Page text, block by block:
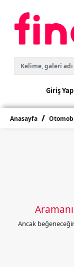
Giriş
Anasayfa
Ancak